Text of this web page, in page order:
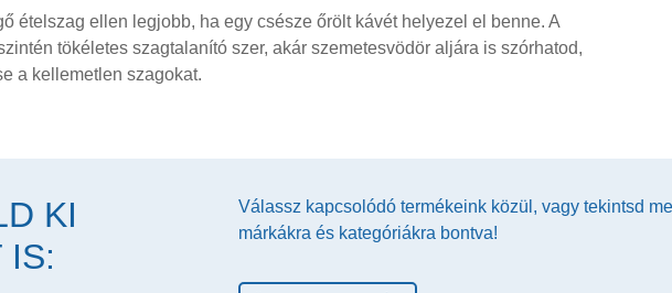
ételszag ellen legjobb, ha egy csésze őrölt kávét helyezel el benne. A
tökéletes szagtalanító szer, akár szemetesvödör aljára is szórhatod,
a kellemetlen szagokat.
KI
IS:
Válassz kapcsolódó termékeink közül, vagy tekintsd
márkákra és kategóriákra bontva!